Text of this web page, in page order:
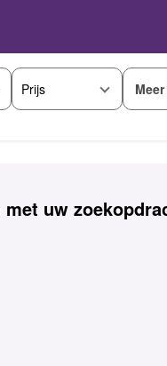
Prijs
uw